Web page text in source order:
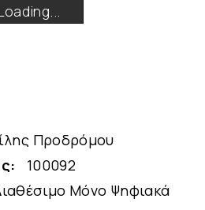
Προδρόμου
100092
Μόνο Ψηφιακά